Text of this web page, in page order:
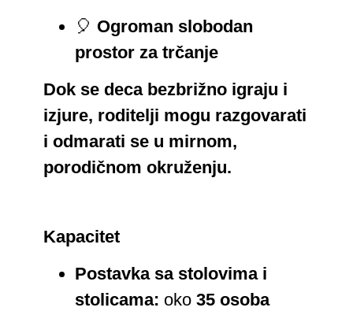
🎈 Ogroman slobodan
prostor za trčanje
Dok se deca bezbrižno igraju i
izjure, roditelji mogu razgovarati
i odmarati se u mirnom,
porodičnom okruženju.
Kapacitet
Postavka sa stolovima i
stolicama: oko 35 osoba